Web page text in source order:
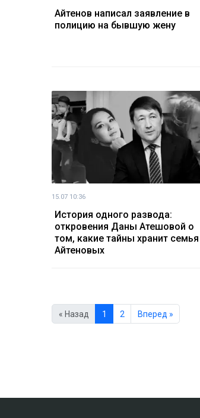
Айтенов написал заявление в
полицию на бывшую жену
15.07 10:36
История одного развода:
откровения Даны Атешовой о
том, какие тайны хранит семья
Айтеновых
« Назад 1 2 Вперед »